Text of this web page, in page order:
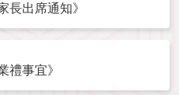
長出席通知》
禮事宜》